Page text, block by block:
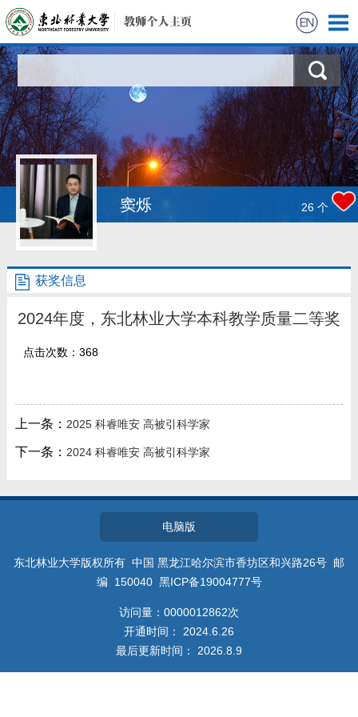
科学研究
教学研究
获奖信息
招生信息
学生信息
我的相册
窦烁 26 个
获奖信息
2024年度，东北林业大学本科教学质量二等奖
点击次数： 368
上一条： 2025 科睿唯安 高被引科学家
下一条： 2024 科睿唯安 高被引科学家
电脑版
东北林业大学版权所有 中国 黑龙江哈尔滨市香坊区和兴路26号 邮
编 150040 黑ICP备19004777号
访问量： 0000012862次
开通时间： 2024 6 26
最后更新时间： 2026 8 9